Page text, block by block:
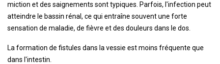
miction et des saignements sont typiques. Parfois, l'infection peut
atteindre le bassin rénal, ce qui entraîne souvent une forte
sensation de maladie, de fièvre et des douleurs dans le dos.
La formation de fistules dans la vessie est moins fréquente que
dans l'intestin.